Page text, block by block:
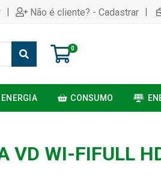
| Não é cliente? - Cadastrar |
0
ENERGIA CONSUMO
VD WI-FIFULL